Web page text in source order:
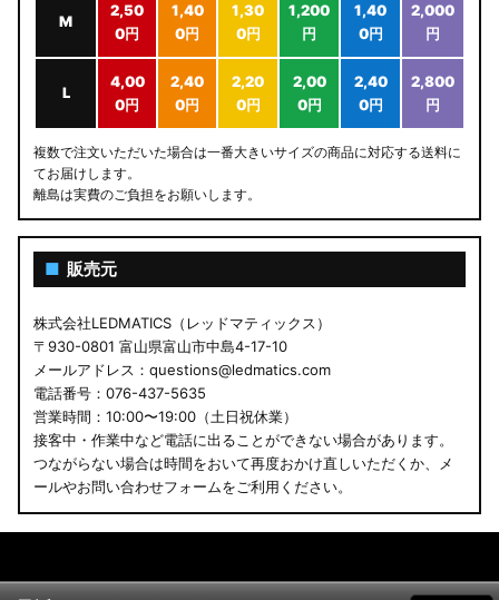
M
2,50
0円
1,40
0円
1,30
0円
1,200
円
1,40
0円
2,000
円
L
4,00
0円
2,40
0円
2,20
0円
2,00
0円
2,40
0円
2,800
円
複数で注文いただいた場合は一番大きいサイズの商品に対応する送料に
てお届けします。
離島は実費のご負担をお願いします。
■ 販売元
株式会社LEDMATICS（レッドマティックス）
〒930-0801 富山県富山市中島4-17-10
メールアドレス：questions@ledmatics.com
電話番号：076-437-5635
営業時間：10:00〜19:00（土日祝休業）
接客中・作業中など電話に出ることができない場合があります。
つながらない場合は時間をおいて再度おかけ直しいただくか、メ
ールやお問い合わせフォームをご利用ください。